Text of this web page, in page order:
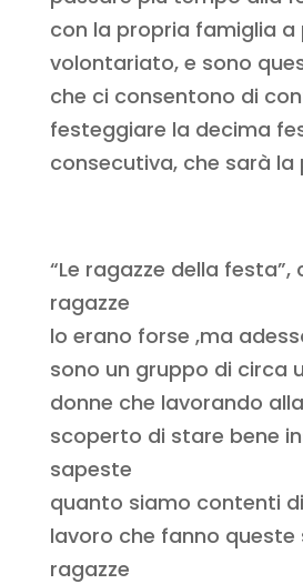
con la propria famiglia
volontariato, e sono
che ci consentono di
festeggiare la decima
consecutiva, che sarà la
“Le ragazze della
ragazze
lo erano forse ,ma
sono un gruppo di circa
donne che lavorando
scoperto di stare bene
sapeste
quanto siamo contenti
lavoro che fanno queste
ragazze